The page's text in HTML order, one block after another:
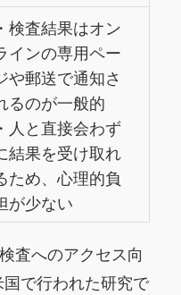
・検査結果はオン
インの専用ペー
や郵送で通知さ
るのが一般的
・人と直接会わず
結果を受け取れ
ため、心理的負
が少ない
査へのアクセス向
国で行われた研究で